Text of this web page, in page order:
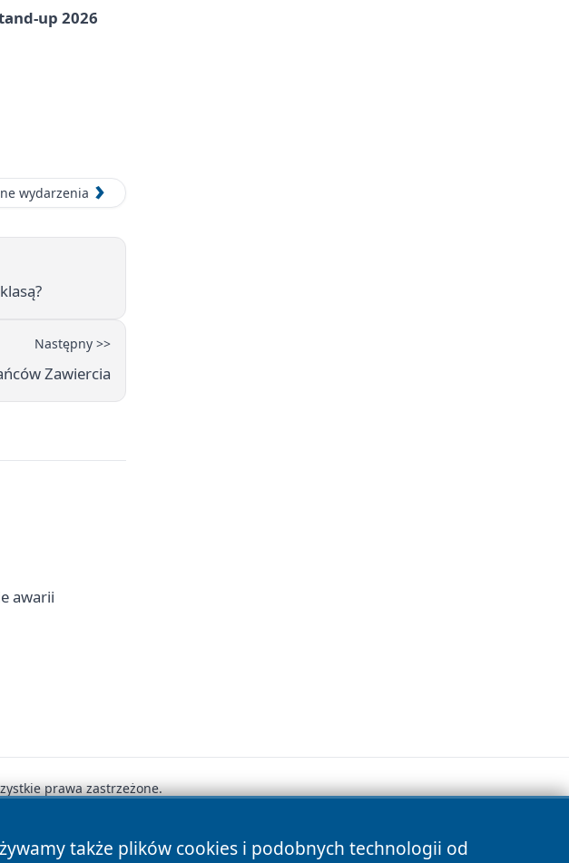
up 2026
wydarzenia
Następny >>
Zawiercia
awarii
także plików cookies i podobnych technologii od
prawa zastrzeżone.
Polityka Cookies